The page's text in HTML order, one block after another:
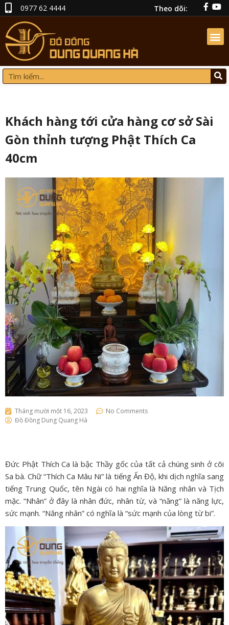
0977 62 4444 Theo dõi:
Khách hàng tới cửa hàng cơ sở Sài
Gòn thỉnh tượng Phật Thích Ca
40cm
Tháng mười một 16, 2023
No Comments
Đồ Đồng Dung Quang Hà
Đức Phật Thích Ca là bậc Thầy gốc của tất cả chúng sinh ở cõi
Sa bà. Chữ “Thích Ca Mâu Ni” là tiếng Ấn Độ, khi dịch nghĩa sang
tiếng Trung Quốc, tên Ngài có hai nghĩa là Năng nhân và Tịch
mặc. “Nhân” ở đây là nhân đức, nhân từ, và “năng” là năng lực,
sức mạnh. “Năng nhân” có nghĩa là “sức mạnh của lòng từ bi”.